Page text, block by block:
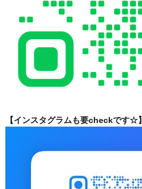
【インスタグラムも要checkです☆】